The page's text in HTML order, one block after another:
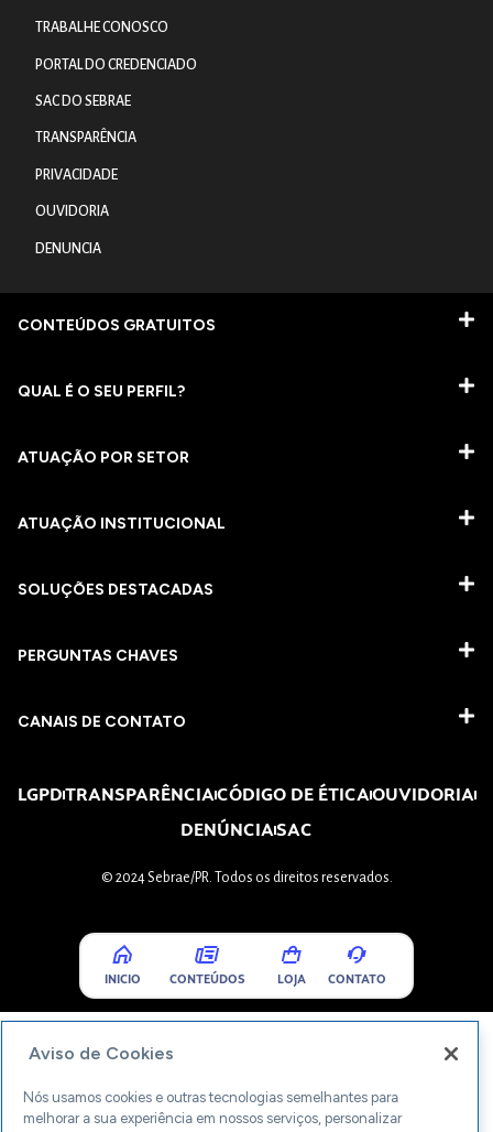
TRABALHE CONOSCO
PORTAL DO CREDENCIADO
SAC DO SEBRAE
TRANSPARÊNCIA
PRIVACIDADE
OUVIDORIA
DENUNCIA
CONTEÚDOS GRATUITOS
QUAL É O SEU PERFIL?
ATUAÇÃO POR SETOR
ATUAÇÃO INSTITUCIONAL
SOLUÇÕES DESTACADAS
PERGUNTAS CHAVES​
CANAIS DE CONTATO
LGPDTRANSPARÊNCIACÓDIGO DE ÉTICAOUVIDORIA
DENÚNCIASAC
© 2024 Sebrae/PR. Todos os direitos reservados.
INICIO CONTEÚDOS LOJA CONTATO
Aviso de Cookies
Nós usamos cookies e outras tecnologias semelhantes para
melhorar a sua experiência em nossos serviços, personalizar